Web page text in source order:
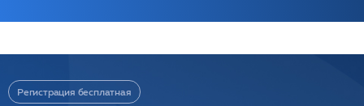
Регистрация бесплатная